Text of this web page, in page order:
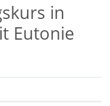
in
Eutonie